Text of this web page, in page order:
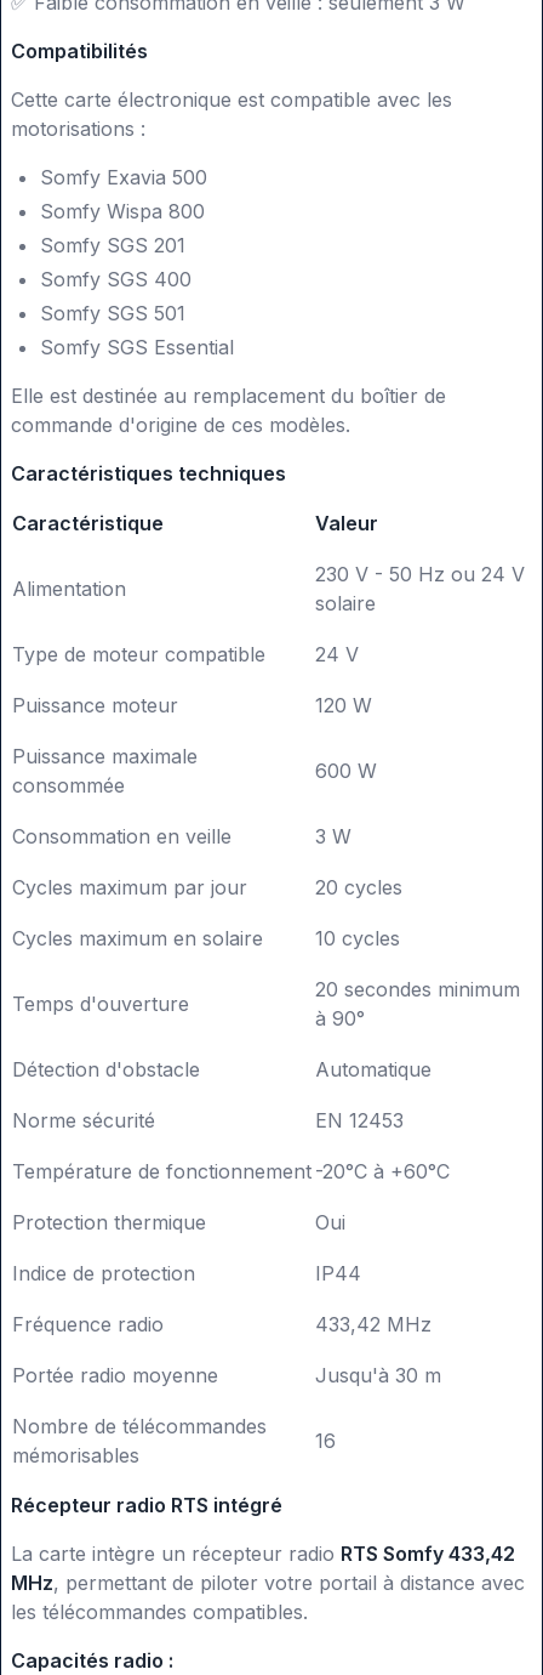
Compatibilités
Cette carte électronique est compatible avec les
motorisations :
Somfy Exavia 500
Somfy Wispa 800
Somfy SGS 201
Somfy SGS 400
Somfy SGS 501
Somfy SGS Essential
Elle est destinée au remplacement du boîtier de
commande d'origine de ces modèles.
Caractéristiques techniques
Caractéristique Valeur
Alimentation
230 V - 50 Hz ou 24 V
solaire
Type de moteur compatible 24 V
Puissance moteur 120 W
Puissance maximale
consommée
600 W
Consommation en veille 3 W
Cycles maximum par jour 20 cycles
Cycles maximum en solaire 10 cycles
Temps d'ouverture
20 secondes minimum
à 90°
Détection d'obstacle Automatique
Norme sécurité EN 12453
Température de fonctionnement -20°C à +60°C
Protection thermique Oui
Indice de protection IP44
Fréquence radio 433,42 MHz
Portée radio moyenne Jusqu'à 30 m
Nombre de télécommandes
mémorisables
16
Récepteur radio RTS intégré
La carte intègre un récepteur radio RTS Somfy 433,42
MHz, permettant de piloter votre portail à distance avec
les télécommandes compatibles.
Capacités radio :